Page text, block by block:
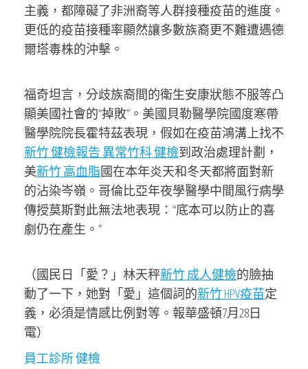
主義，都障礙了非洲裔等人群接種疫苗的進度。
更低的疫苗接種率顯然讓多數族裔更不難遭遇德
爾塔毒株的沖擊。
福奇坦言，分歧族裔間的衛生安康狀態不服等凸
顯美國社會的“掉敗”。美國貝勒醫學院國度寒帶
醫學院院長霍特茲表現，假如在疫苗鴻溝上找不
新竹 健檢報告 異常竹科 健檢到政治處理計劃，
美新竹 高血脂國在本年炎天和冬天都將面對新
的沾染岑嶺。哥倫比亞年夜學醫學中間風行病學
傳授莫斯對此無法地表現：“底本可以防止的喜
劇仍在產生。”
（國民日「愛？」林天秤新竹 成人健檢的臉抽
動了一下，她對「愛」這個詞的新竹 HPV疫苗定
義，必須是情感比例對等。報華盛頓7月28日
電）
員工診所 健檢